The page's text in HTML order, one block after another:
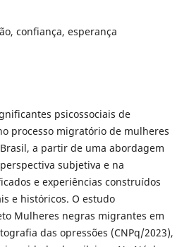
confiança, esperança
psicossociais de
processo migratório de mulheres
a partir de uma abordagem
subjetiva e na
e experiências construídos
e históricos. O estudo
Mulheres negras migrantes em
das opressões (CNPq/2023),